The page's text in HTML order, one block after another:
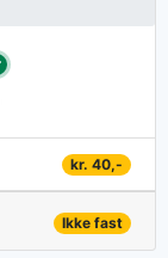
kr. 40,-
Ikke fast